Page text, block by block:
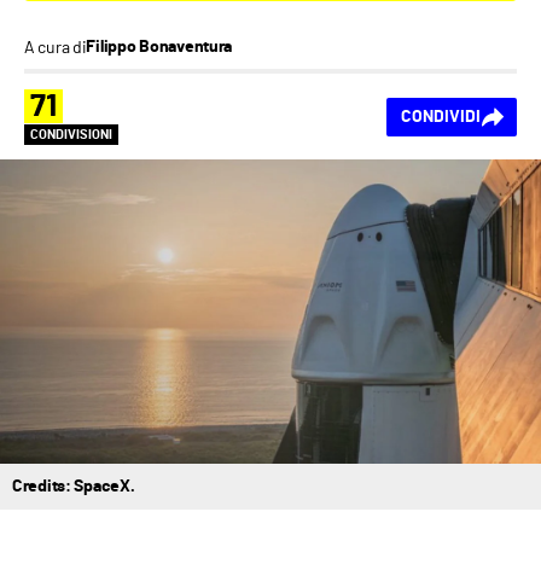
A cura diFilippo Bonaventura
71
CONDIVISIONI
CONDIVIDI
Credits: SpaceX.